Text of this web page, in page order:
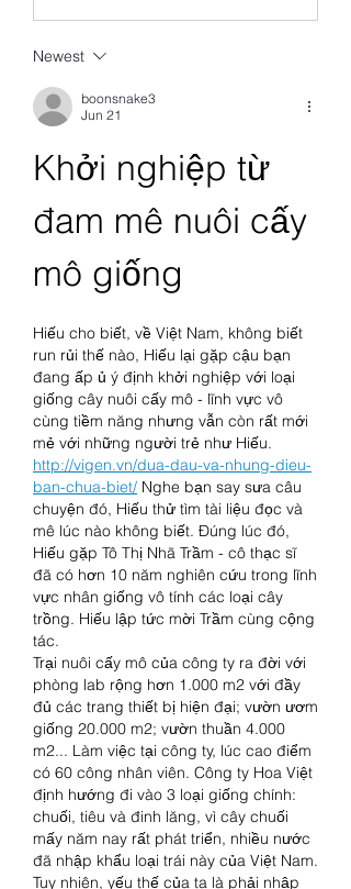
Newest
boonsnake3
Jun 21
Khởi nghiệp từ
đam mê nuôi cấy
mô giống
Hiếu cho biết, về Việt Nam, không biết
run rủi thế nào, Hiếu lại gặp cậu bạn
đang ấp ủ ý định khởi nghiệp với loại
giống cây nuôi cấy mô - lĩnh vực vô
cùng tiềm năng nhưng vẫn còn rất mới
http://vigen.vn/dua-dau-va-nhung-dieu-
ban-chua-biet/ Nghe bạn say sưa câu
chuyện đó, Hiếu thử tìm tài liệu đọc và
mê lúc nào không biết. Đúng lúc đó,
Hiếu gặp Tô Thị Nhã Trầm - cô thạc sĩ
đã có hơn 10 năm nghiên cứu trong lĩnh
vực nhân giống vô tính các loại cây
trồng. Hiếu lập tức mời Trầm cùng cộng
tác.
Trại nuôi cấy mô của công ty ra đời với
phòng lab rộng hơn 1.000 m2 với đầy
đủ các trang thiết bị hiện đại; vườn ươm
giống 20.000 m2; vườn thuần 4.000
m2... Làm việc tại công ty, lúc cao điểm
có 60 công nhân viên. Công ty Hoa Việt
định hướng đi vào 3 loại giống chính:
chuối, tiêu và đinh lăng, vì cây chuối
mấy năm nay rất phát triển, nhiều nước
đã nhập khẩu loại trái này của Việt Nam.
Tuy nhiên, yếu thế của ta là phải nhập